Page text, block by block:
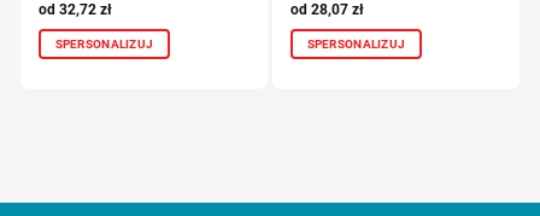
32,72 zł
SPERSONALIZUJ
28,07 zł
SPERSONALIZUJ